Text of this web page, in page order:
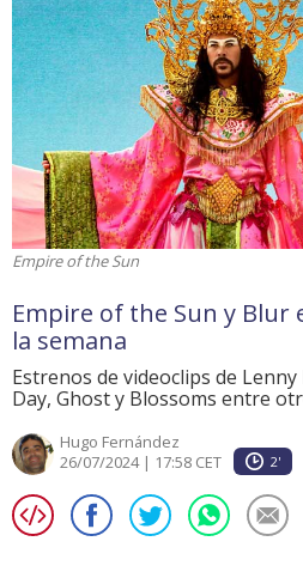
Empire of the Sun
Empire of the Sun y Blur
la semana
Estrenos de videoclips de
Day, Ghost y Blossoms entre
Hugo Fernández
26/07/2024 | 17:58 CET
2'